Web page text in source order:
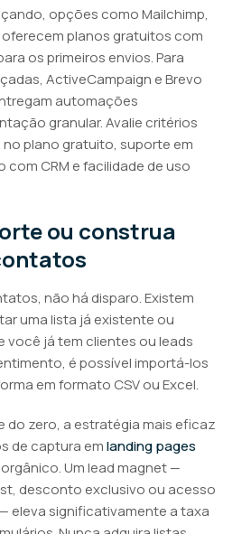
opções como Mailchimp,
oferecem planos gratuitos com
os primeiros envios. Para
ActiveCampaign e Brevo
automações
granular. Avalie critérios
plano gratuito, suporte em
CRM e facilidade de uso
ou construa
não há disparo. Existem
uma lista já existente ou
você já tem clientes ou leads
é possível importá-los
em formato CSV ou Excel.
do zero, a estratégia mais eficaz
de captura emlanding pages
Um lead magnet —
desconto exclusivo ou acesso
eleva significativamente a taxa